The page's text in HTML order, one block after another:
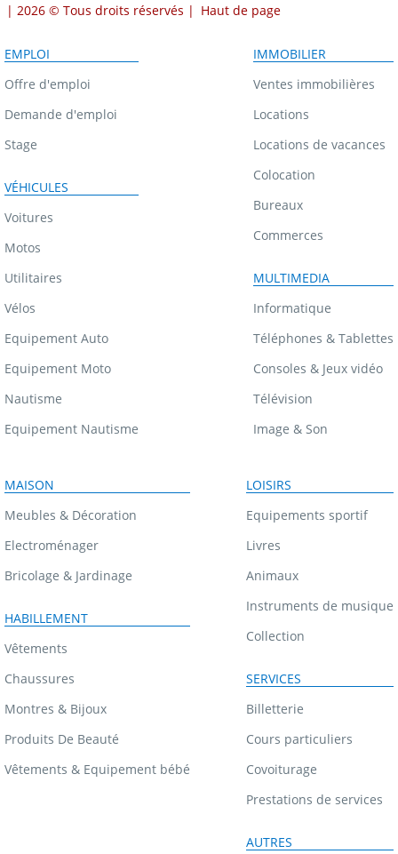
| 2026 © Tous droits réservés | Haut de page
EMPLOI
Offre d'emploi
Demande d'emploi
Stage
VÉHICULES
Voitures
Motos
Utilitaires
Vélos
Equipement Auto
Equipement Moto
Nautisme
Equipement Nautisme
IMMOBILIER
Ventes immobilières
Locations
Locations de vacances
Colocation
Bureaux
Commerces
MULTIMEDIA
Informatique
Téléphones & Tablettes
Consoles & Jeux vidéo
Télévision
Image & Son
MAISON
Meubles & Décoration
Electroménager
Bricolage & Jardinage
HABILLEMENT
Vêtements
Chaussures
Montres & Bijoux
Produits De Beauté
Vêtements & Equipement bébé
LOISIRS
Equipements sportif
Livres
Animaux
Instruments de musique
Collection
SERVICES
Billetterie
Cours particuliers
Covoiturage
Prestations de services
AUTRES